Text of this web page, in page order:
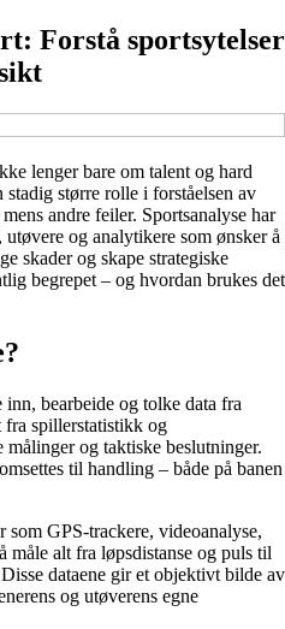
Forstå sportsytelser
lenger bare om talent og hard
større rolle i forståelsen av
andre feiler. Sportsanalyse har
og analytikere som ønsker å
skader og skape strategiske
begrepet – og hvordan brukes det
inn, bearbeide og tolke data fra
spillerstatistikk og
og taktiske beslutninger.
til handling – både på banen
som GPS-trackere, videoanalyse,
måle alt fra løpsdistanse og puls til
dataene gir et objektivt bilde av
og utøverens egne